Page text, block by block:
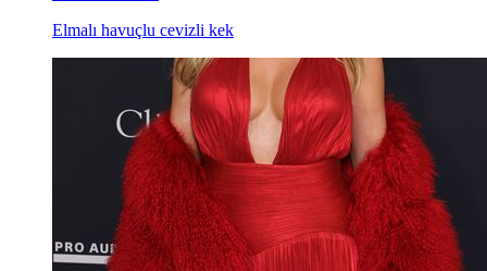
Elmalı havuçlu cevizli kek